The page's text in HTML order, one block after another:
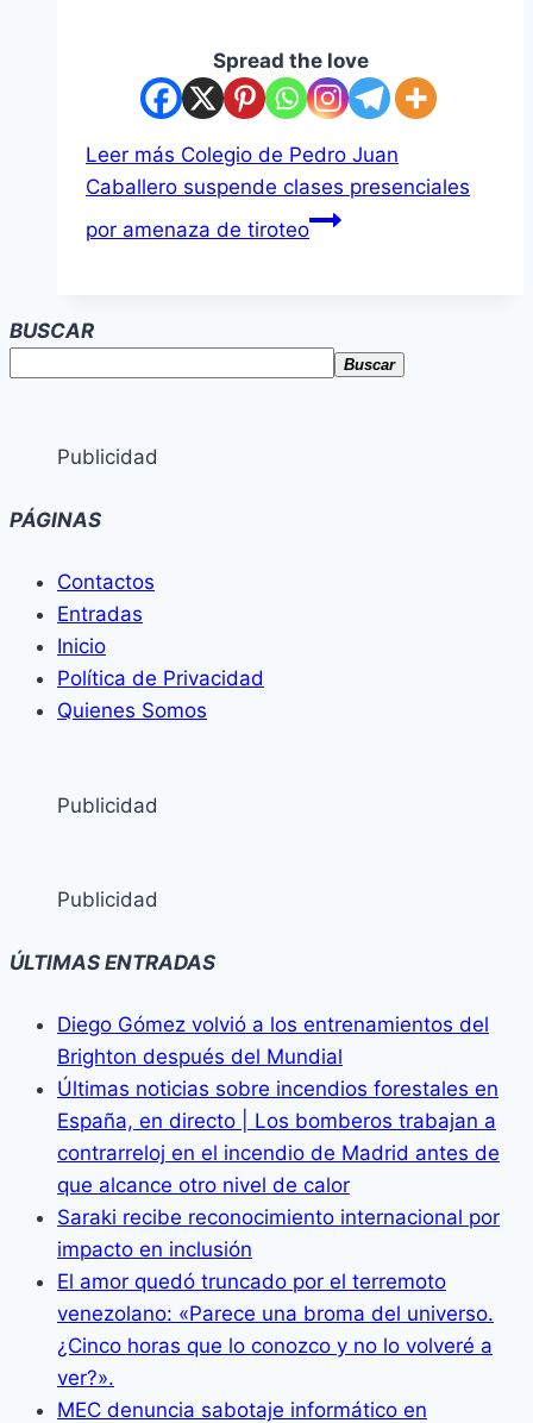
Spread the love
Leer más Colegio de Pedro Juan
Caballero suspende clases presenciales
por amenaza de tiroteo
BUSCAR
Buscar
Publicidad
PÁGINAS
Contactos
Entradas
Inicio
Política de Privacidad
Quienes Somos
Publicidad
Publicidad
ÚLTIMAS ENTRADAS
Diego Gómez volvió a los entrenamientos del
Brighton después del Mundial
Últimas noticias sobre incendios forestales en
España, en directo | Los bomberos trabajan a
contrarreloj en el incendio de Madrid antes de
que alcance otro nivel de calor
Saraki recibe reconocimiento internacional por
impacto en inclusión
El amor quedó truncado por el terremoto
venezolano: «Parece una broma del universo.
¿Cinco horas que lo conozco y no lo volveré a
ver?».
MEC denuncia sabotaje informático en